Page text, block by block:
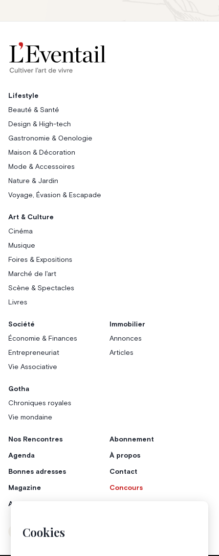
Cookies
Lifestyle
Beauté & Santé
Design & High-tech
Gastronomie & Oenologie
Maison & Décoration
Mode & Accessoires
Nature & Jardin
Voyage, Évasion & Escapade
Art & Culture
Cinéma
Musique
Foires & Expositions
Marché de l'art
Scène & Spectacles
Livres
Société
Économie & Finances
Entrepreneuriat
Vie Associative
Immobilier
Annonces
Articles
Gotha
Chroniques royales
Vie mondaine
Nos Rencontres
Agenda
Bonnes adresses
Magazine
Annonceurs
Abonnement
À propos
Contact
Concours
Instagram